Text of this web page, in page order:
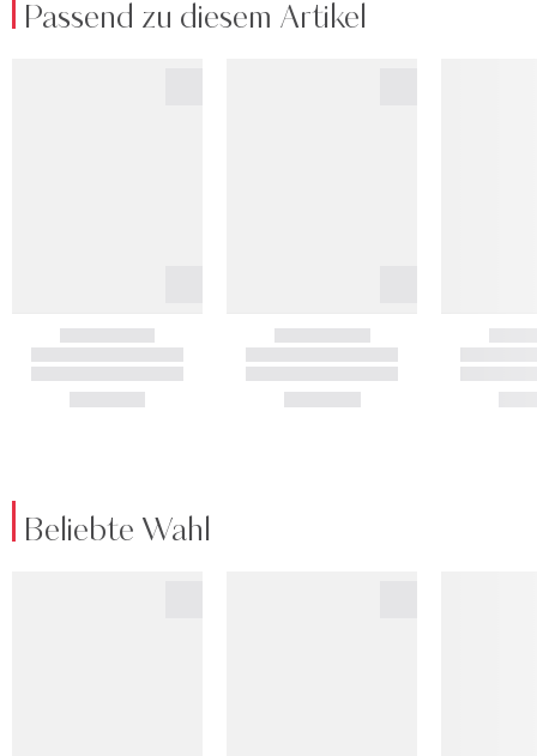
Passend zu diesem Artikel
Beliebte Wahl